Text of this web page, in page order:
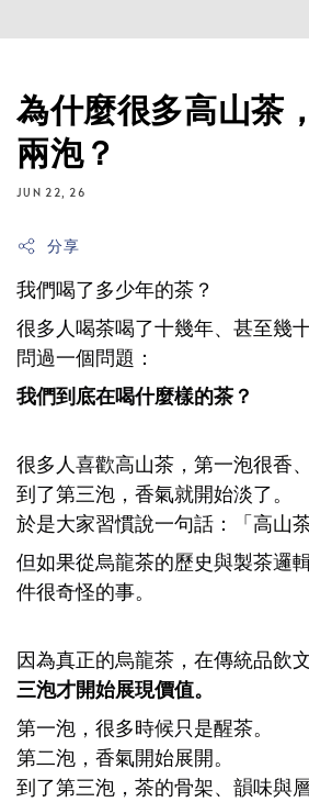
為什麼很多高山茶
兩泡？
JUN 22, 26
分享
我們喝了多少年的茶？
很多人喝茶喝了十幾年、甚至幾
問過一個問題：
我們到底在喝什麼樣的茶？
很多人喜歡高山茶，第一泡很香
到了第三泡，香氣就開始淡了。
於是大家習慣說一句話：「高山
但如果從烏龍茶的歷史與製茶邏
件很奇怪的事。
因為真正的烏龍茶，在傳統品飲
三泡才開始展現價值。
第一泡，很多時候只是醒茶。
第二泡，香氣開始展開。
到了第三泡，茶的骨架、韻味與